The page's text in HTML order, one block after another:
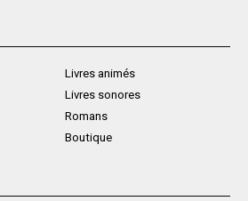
Livres animés
Livres sonores
Romans
Boutique